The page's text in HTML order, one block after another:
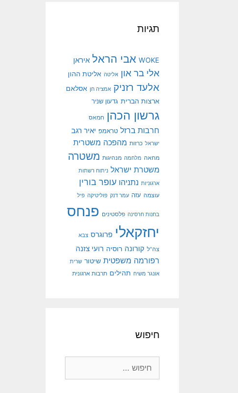
תגיות
WOKE אבי הראל איראן
אלי בר און אליטה אליטת ההון
אלעד רזניק אמציה חן אסלאם
ארצות הברית גדעון שניר
גרשון הכהן חמאס
חרבות ברזל טראמפ יאיר רגב
ישראל כרזות מהפכה משטרית
מחאה מלחמה מנהיגות משטרה
משטרת ישראל ניתוח רשתות
ארגוניות נתניהו עופר בורין
עוצמה עזה עמר דנק פוליטיקה פיל
בחנות חרסינה פלסטינים פנחס
יחזקאלי פרוגרס צבא
צה"ל קורונה רוסיה רועי צזנה
רפורמה משפטית שיטור שרית
אונגר משיח תהילים תרבות ארגונית
חיפוש